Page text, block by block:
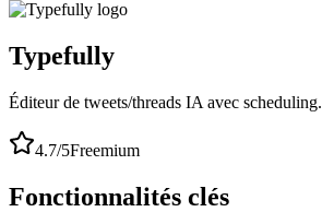
Typefully
Éditeur de tweets/threads IA avec scheduling.
4.7/5Freemium
Fonctionnalités clés